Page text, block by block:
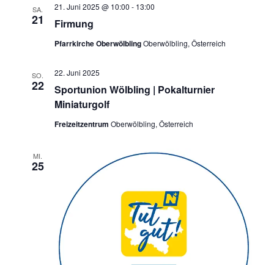
SA.
21 Firmung
21. Juni 2025 @ 10:00 - 13:00
Pfarrkirche OberwölblingOberwölbling, Österreich
SO.
22
Sportunion Wölbling | Pokalturnier
Miniaturgolf
22. Juni 2025
Freizeitzentrum Oberwölbling, Österreich
MI.
25